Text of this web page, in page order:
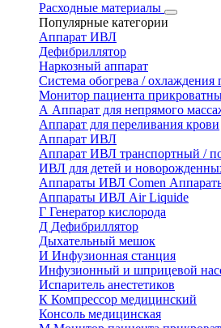
Расходные материалы
Популярные категории
Аппарат ИВЛ
Дефибриллятор
Наркозный аппарат
Система обогрева / охлаждения
Монитор пациента
А Аппарат для непрямого
Аппарат для переливания крови
Аппарат ИВЛ
Аппарат ИВЛ транспортный /
ИВЛ для детей и
Аппараты ИВЛ Comen
Аппараты ИВЛ Air Liquide
Г Генератор кислорода
Д Дефибриллятор
Дыхательный мешок
И Инфузионная станция
Инфузионный и шприцевой
Испаритель анестетиков
К Компрессор медицинский
Консоль медицинская